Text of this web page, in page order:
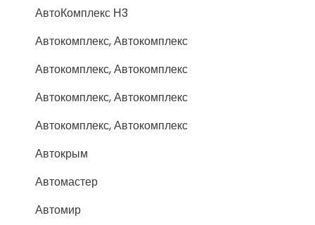
АвтоКомплекс Н3
Автокомплекс, Автокомплекс
Автокомплекс, Автокомплекс
Автокомплекс, Автокомплекс
Автокомплекс, Автокомплекс
Автокрым
Автомастер
Автомир